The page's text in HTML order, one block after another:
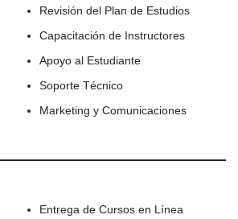
Revisión del Plan de Estudios
Capacitación de Instructores
Apoyo al Estudiante
Soporte Técnico
Marketing y Comunicaciones
Entrega de Cursos en Línea